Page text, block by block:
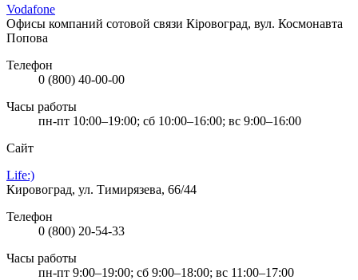
Vodafone
Офисы компаний сотовой связи Кіровоград, вул. Космонавта
Попова
Телефон
0 (800) 40-00-00
Часы работы
пн-пт 10:00–19:00; сб 10:00–16:00; вс 9:00–16:00
Сайт
Life:)
Кировоград, ул. Тимирязева, 66/44
Телефон
0 (800) 20-54-33
Часы работы
пн-пт 9:00–19:00; сб 9:00–18:00; вс 11:00–17:00